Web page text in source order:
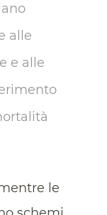
alle
e alle
le